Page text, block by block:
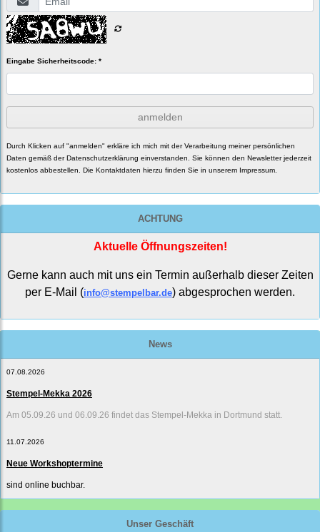
Eingabe Sicherheitscode: *
anmelden
Durch Klicken auf "anmelden" erkläre ich mich mit der Verarbeitung meiner persönlichen
Daten gemäß derDatenschutzerklärung einverstanden. Sie können den Newsletter jederzeit
kostenlos abbestellen. Die Kontaktdaten hierzu finden Sie in unserem Impressum.
ACHTUNG
Aktuelle Öffnungszeiten!
Gerne kann auch mit uns ein Termin außerhalb dieser Zeiten
per E-Mail (info@stempelbar.de) abgesprochen werden.
News
07.08.2026
Stempel-Mekka 2026
Am 05.09.26 und 06.09.26 findet das Stempel-Mekka in Dortmund statt.
11.07.2026
Neue Workshoptermine
sind online buchbar.
Unser Geschäft